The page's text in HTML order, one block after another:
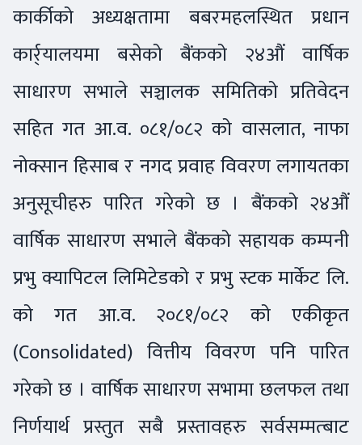
कार्कीको अध्यक्षतामा बबरमहलस्थित प्रधान
कार्र्यालयमा बसेको बैंकको २४औं वार्षिक
साधारण सभाले सञ्चालक समितिको प्रतिवेदन
सहित गत आ.व. ०८१/०८२ को वासलात, नाफा
नोक्सान हिसाब र नगद प्रवाह विवरण लगायतका
अनुसूचीहरु पारित गरेको छ । बैंकको २४औं
वार्षिक साधारण सभाले बैंकको सहायक कम्पनी
प्रभु क्यापिटल लिमिटेडको र प्रभु स्टक मार्केट लि.
को गत आ.व. २०८१/०८२ को एकीकृत
(Consolidated) वित्तीय विवरण पनि पारित
गरेको छ । वार्षिक साधारण सभामा छलफल तथा
निर्णयार्थ प्रस्तुत सबै प्रस्तावहरु सर्वसम्मत्बाट